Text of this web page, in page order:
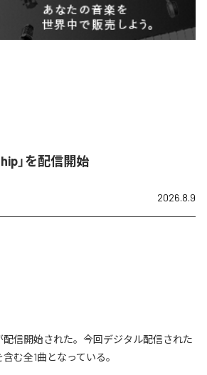
」を配信開始
2026.8.9
配信開始された。今回デジタル配信された
む全1曲となっている。